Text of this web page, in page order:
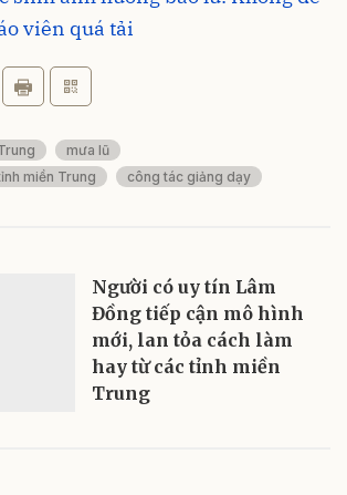
viên quá tải
mưa lũ
miền Trung
công tác giảng dạy
Người có uy tín Lâm
Đồng tiếp cận mô hình
mới, lan tỏa cách làm
hay từ các tỉnh miền
Trung